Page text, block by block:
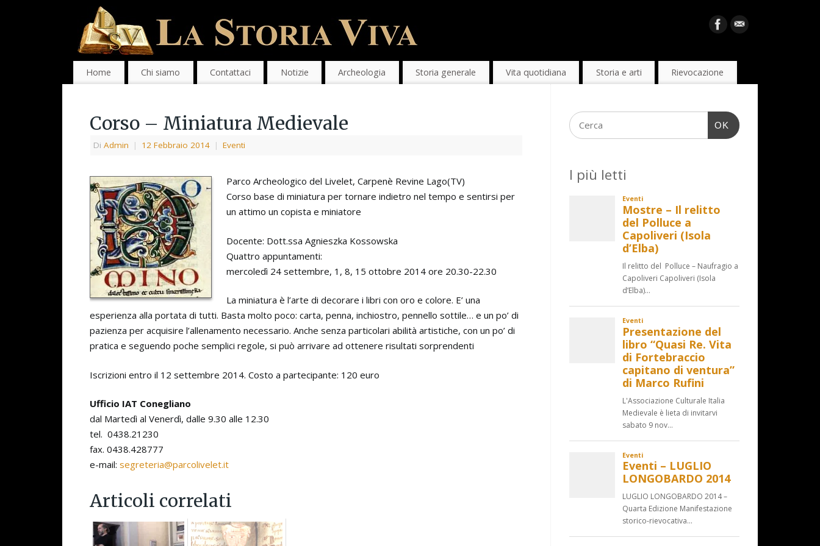
Home Chi siamo Contattaci Notizie Archeologia Storia generale Vita quotidiana Storia e arti Rievocazione
Corso – Miniatura Medievale
Di Admin | 12 Febbraio 2014 | Eventi
Parco Archeologico del Livelet, Carpenè Revine Lago(TV)
Corso base di miniatura per tornare indietro nel tempo e sentirsi per
un attimo un copista e miniatore
Docente: Dott.ssa Agnieszka Kossowska
Quattro appuntamenti:
mercoledì 24 settembre, 1, 8, 15 ottobre 2014 ore 20.30-22.30
La miniatura è l’arte di decorare i libri con oro e colore. E’ una
esperienza alla portata di tutti. Basta molto poco: carta, penna, inchiostro, pennello sottile… e un po’ di
pazienza per acquisire l’allenamento necessario. Anche senza particolari abilità artistiche, con un po’ di
pratica e seguendo poche semplici regole, si può arrivare ad ottenere risultati sorprendenti
Iscrizioni entro il 12 settembre 2014. Costo a partecipante: 120 euro
Ufficio IAT Conegliano
dal Martedì al Venerdì, dalle 9.30 alle 12.30
tel. 0438.21230
fax. 0438.428777
e-mail: segreteria@parcolivelet.it
Articoli correlati
OK
I più letti